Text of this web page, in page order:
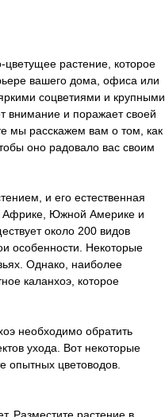
цветущее растение, которое
вашего дома, офиса или
соцветиями и крупными
внимание и поражает своей
мы расскажем вам о том, как
оно радовало вас своим
и его естественная
Африке, Южной Америке и
около 200 видов
особенности. Некоторые
Однако, наиболее
каланхоэ, которое
необходимо обратить
ухода. Вот некоторые
опытных цветоводов.
Разместите растение в